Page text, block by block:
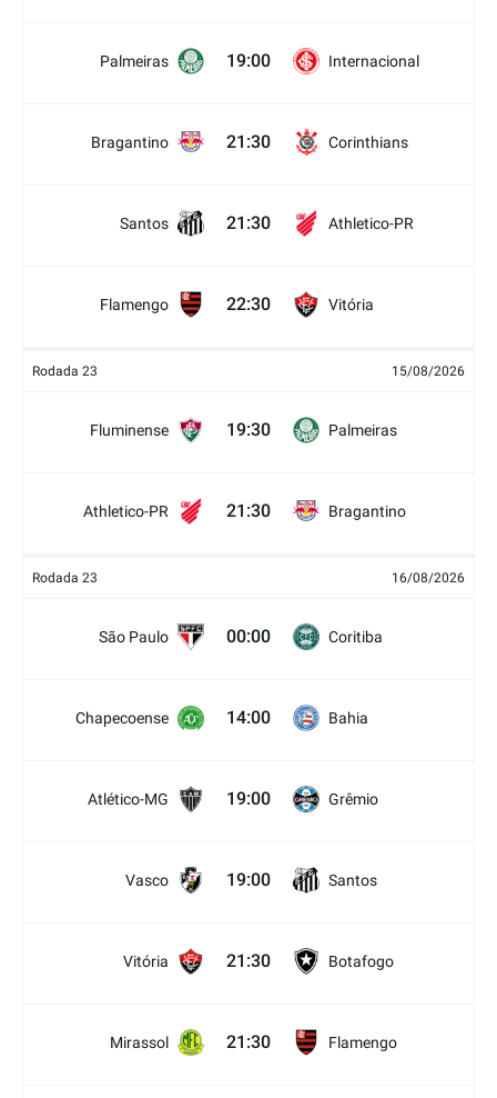
Palmeiras 19:00 Internacional
Bragantino 21:30 Corinthians
Santos 21:30 Athletico-PR
Flamengo 22:30 Vitória
Rodada 23 15/08/2026
Fluminense 19:30 Palmeiras
Athletico-PR 21:30 Bragantino
Rodada 23 16/08/2026
São Paulo 00:00 Coritiba
Chapecoense 14:00 Bahia
Atlético-MG 19:00 Grêmio
Vasco 19:00 Santos
Vitória 21:30 Botafogo
Mirassol 21:30 Flamengo